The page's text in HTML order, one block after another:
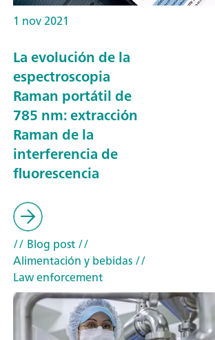
1 nov 2021
La evolución de la
espectroscopia
Raman portátil de
785 nm: extracción
Raman de la
interferencia de
fluorescencia
// Blog post//
Alimentación y bebidas//
Law enforcement